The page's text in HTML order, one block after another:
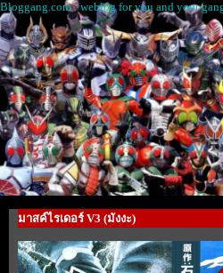
Bloggang.com : weblog for you and your
มาสค์ไรเดอร์ V3 (มังงะ)